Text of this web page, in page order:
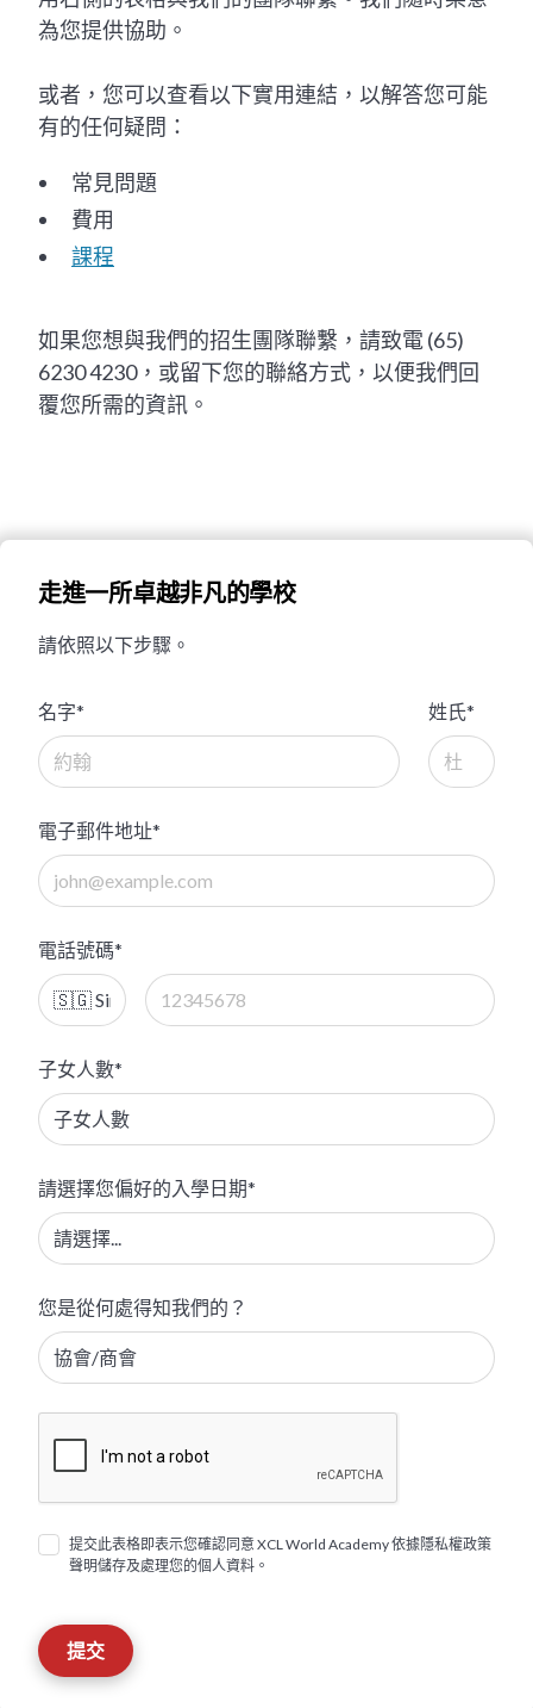
為您提供協助。
或者，您可以查看以下實用連結，以解答您可能
有的任何疑問：
常見問題
費用
課程
如果您想與我們的招生團隊聯繫，請致電 (65)
6230 4230，或留下您的聯絡方式，以便我們回
覆您所需的資訊。
走進一所卓越非凡的學校
請依照以下步驟。
名字* 姓氏*
電子郵件地址*
電話號碼*
子女人數*
請選擇您偏好的入學日期*
您是從何處得知我們的？
提交此表格即表示您確認同意 XCL World Academy 依據隱私權政策
聲明儲存及處理您的個人資料。